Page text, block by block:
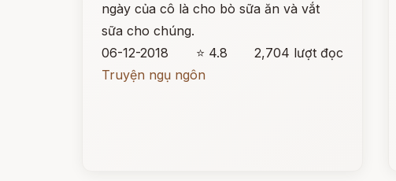
ngày của cô là cho bò sữa ăn và vắt
sữa cho chúng.
06-12-2018
⭐ 4.8
2,704 lượt đọc
Truyện ngụ ngôn